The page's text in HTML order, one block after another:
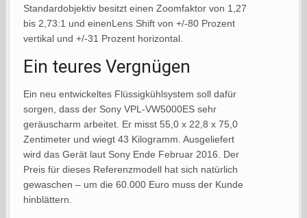
Standardobjektiv besitzt einen Zoomfaktor von 1,27
bis 2,73:1 und einenLens Shift von +/-80 Prozent
vertikal und +/-31 Prozent horizontal.
Ein teures Vergnügen
Ein neu entwickeltes Flüssigkühlsystem soll dafür
sorgen, dass der Sony VPL-VW5000ES sehr
geräuscharm arbeitet. Er misst 55,0 x 22,8 x 75,0
Zentimeter und wiegt 43 Kilogramm. Ausgeliefert
wird das Gerät laut Sony Ende Februar 2016. Der
Preis für dieses Referenzmodell hat sich natürlich
gewaschen – um die 60.000 Euro muss der Kunde
hinblättern.